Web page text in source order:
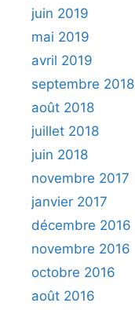
juin 2019
mai 2019
avril 2019
septembre 2018
août 2018
juillet 2018
juin 2018
novembre 2017
janvier 2017
décembre 2016
novembre 2016
octobre 2016
août 2016